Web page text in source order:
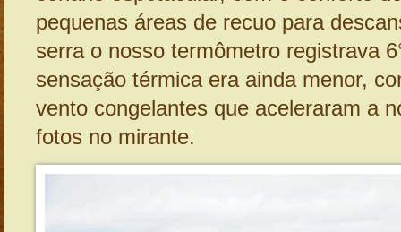
pequenas áreas de recuo para
serra o nosso termômetro registrava
sensação térmica era ainda menor,
vento congelantes que aceleraram a
fotos no mirante.